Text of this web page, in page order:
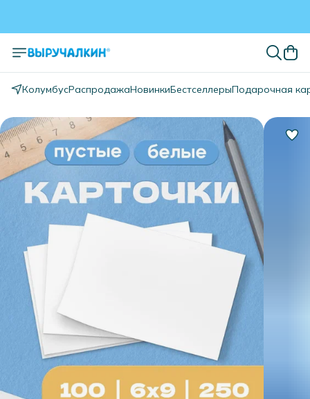
КолумбусРаспродажаНовинкиБестселлерыПодарочная